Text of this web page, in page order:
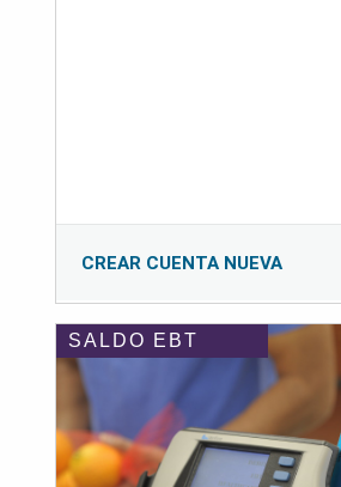
CREAR CUENTA NUEVA
SALDO EBT